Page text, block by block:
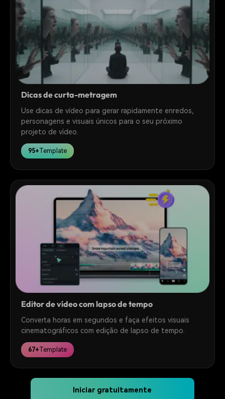
Dicas de curta-metragem
Use dicas de vídeo para gerar rapidamente enredos,
personagens e visuais únicos para o seu próximo
projeto de vídeo.
95+ Template
Editor de vídeo com lapso de tempo
Converta horas em segundos e faça efeitos visuais
cinematográficos com edição de lapso de tempo.
67+Template
Iniciar gratuitamente